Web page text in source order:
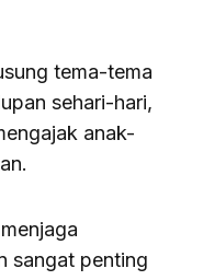
tema-tema
sehari-hari,
anak-
sangat penting